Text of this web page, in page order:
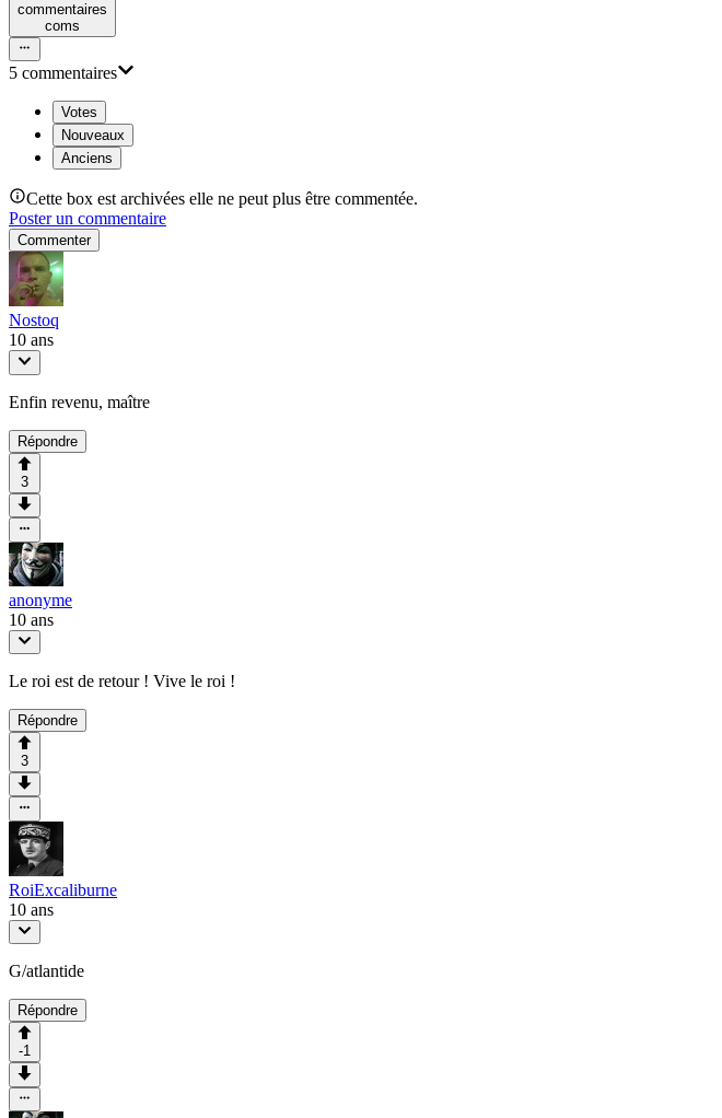
commentaires
coms
5 commentaires
Votes
Nouveaux
Anciens
Cette box est archivées elle ne peut plus être commentée.
Poster un commentaire
Commenter
Nostoq
10 ans
Enfin revenu, maître
Répondre
3
anonyme
10 ans
Le roi est de retour ! Vive le roi !
Répondre
3
RoiExcaliburne
10 ans
G/atlantide
Répondre
-1